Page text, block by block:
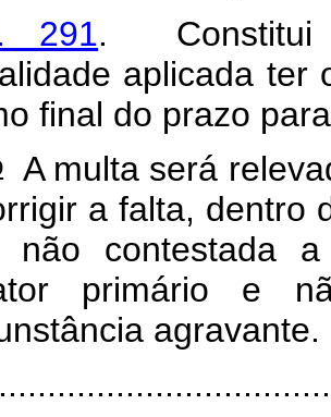
291. Constitui
aplicada ter
final do prazo
A multa será
a falta, dentro
não contestada
primário e
agravante.